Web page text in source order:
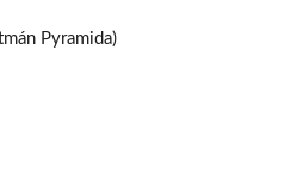
Pyramida)